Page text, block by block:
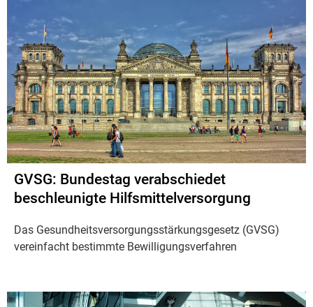
GVSG: Bundestag verabschiedet
beschleunigte Hilfsmittelversorgung
Das Gesundheitsversorgungsstärkungsgesetz (GVSG)
vereinfacht bestimmte Bewilligungsverfahren